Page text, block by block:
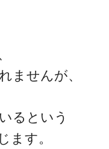
ませんが、
るという
ます。